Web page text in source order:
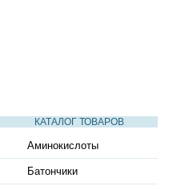
КАТАЛОГ ТОВАРОВ
Аминокислоты
Батончики